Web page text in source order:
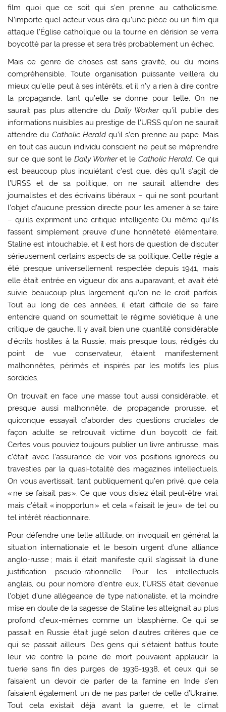
film quoi que ce soit qui s’en prenne au catholicisme.
N’importe quel acteur vous dira qu’une pièce ou un film qui
attaque l’Église catholique ou la tourne en dérision se verra
boycotté par la presse et sera très probablement un échec.
Mais ce genre de choses est sans gravité, ou du moins
compréhensible. Toute organisation puissante veillera du
mieux qu’elle peut à ses intérêts, et il n’y a rien à dire contre
la propagande, tant qu’elle se donne pour telle. On ne
saurait pas plus attendre du Daily Workerqu’il publie des
informations nuisibles au prestige de l’URSS qu’on ne saurait
attendre du Catholic Heraldqu’il s’en prenne au pape. Mais
en tout cas aucun individu conscient ne peut se méprendre
sur ce que sont le Daily Workeret le Catholic Herald. Ce qui
est beaucoup plus inquiétant c’est que, dès qu’il s’agit de
l’URSS et de sa politique, on ne saurait attendre des
journalistes et des écrivains libéraux – qui ne sont pourtant
l’objet d’aucune pression directe pour les amener à se taire
– qu’ils expriment une critique intelligente Ou même qu’ils
fassent simplement preuve d’une honnêteté élémentaire.
Staline est intouchable, et il est hors de question de discuter
sérieusement certains aspects de sa politique. Cette règle a
été presque universellement respectée depuis 1941, mais
elle était entrée en vigueur dix ans auparavant, et avait été
suivie beaucoup plus largement qu’on ne le croit parfois.
Tout au long de ces années, il était difficile de se faire
entendre quand on soumettait le régime soviétique à une
critique de gauche. Il y avait bien une quantité considérable
d’écrits hostiles à la Russie, mais presque tous, rédigés du
point de vue conservateur, étaient manifestement
malhonnêtes, périmés et inspirés par les motifs les plus
sordides.
On trouvait en face une masse tout aussi considérable, et
presque aussi malhonnête, de propagande prorusse, et
quiconque essayait d’aborder des questions cruciales de
façon adulte se retrouvait victime d’un boycott de fait.
Certes vous pouviez toujours publier un livre antirusse, mais
c’était avec l’assurance de voir vos positions ignorées ou
travesties par la quasi-totalité des magazines intellectuels.
On vous avertissait, tant publiquement qu’en privé, que cela
« ne se faisait pas ». Ce que vous disiez était peut-être vrai,
mais c’était « inopportun » et cela « faisait le jeu » de tel ou
tel intérêt réactionnaire.
Pour défendre une telle attitude, on invoquait en général la
situation internationale et le besoin urgent d’une alliance
anglo-russe ; mais il était manifeste qu’il s’agissait là d’une
justification pseudo-rationnelle. Pour les intellectuels
anglais, ou pour nombre d’entre eux, l’URSS était devenue
l’objet d’une allégeance de type nationaliste, et la moindre
mise en doute de la sagesse de Staline les atteignait au plus
profond d’eux-mêmes comme un blasphème. Ce qui se
passait en Russie était jugé selon d’autres critères que ce
qui se passait ailleurs. Des gens qui s’étaient battus toute
leur vie contre la peine de mort pouvaient applaudir la
tuerie sans fin des purges de 1936-1938, et ceux qui se
faisaient un devoir de parler de la famine en Inde s’en
faisaient également un de ne pas parler de celle d’Ukraine.
Tout cela existait déjà avant la guerre, et le climat